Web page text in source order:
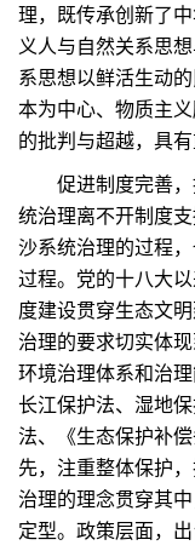
理，既传承创新了
义人与自然关系思
系思想以鲜活生动
本为中心、物质主
的批判与超越，具
促进制度完善，
统治理离不开制度
沙系统治理的过程
过程。党的十八大
度建设贯穿生态文
治理的要求切实体
环境治理体系和治
长江保护法、湿地
法、《生态保护补
先，注重整体保护
治理的理念贯穿其
定型。政策层面，